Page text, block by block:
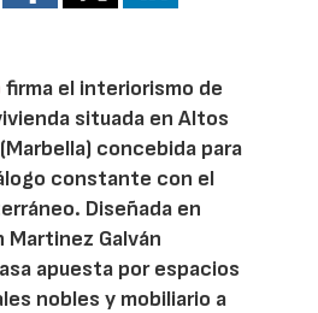
firma el interiorismo de
situada en Altos
concebida para
constante con el
Diseñada en
Galván
apuesta por espacios
nobles y mobiliario a